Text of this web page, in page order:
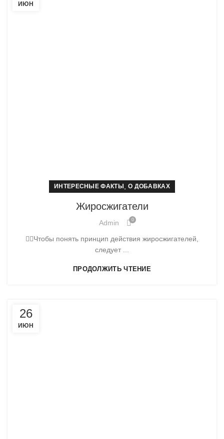
ИЮН
ИНТЕРЕСНЫЕ ФАКТЫ О ДОБАВКАХ
Жиросжигатели
Admin 0
💁‍♀️Чтобы понять принцип действия жиросжигателей,
следует ...
ПРОДОЛЖИТЬ ЧТЕНИЕ
26
ИЮН